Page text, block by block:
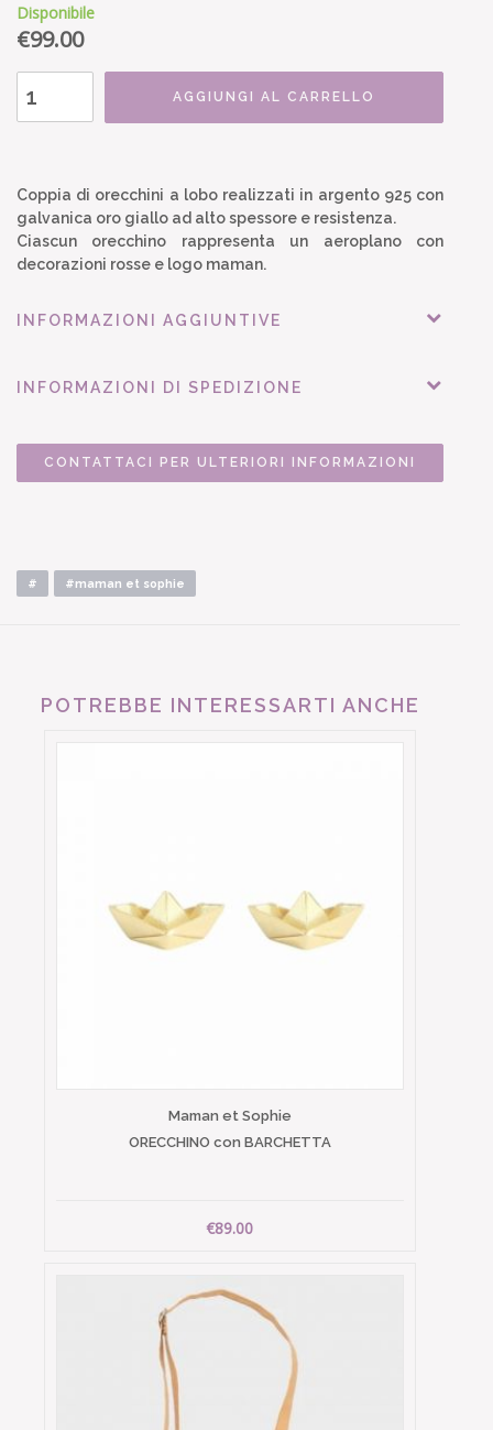
Disponibile
€99.00
AGGIUNGI AL CARRELLO
Coppia di orecchini a lobo realizzati in argento 925 con
galvanica oro giallo ad alto spessore e resistenza.
Ciascun orecchino rappresenta un aeroplano con
decorazioni rosse e logo maman.
INFORMAZIONI AGGIUNTIVE
INFORMAZIONI DI SPEDIZIONE
CONTATTACI PER ULTERIORI INFORMAZIONI
# #maman et sophie
POTREBBE INTERESSARTI ANCHE
Maman et Sophie
ORECCHINO con BARCHETTA
€89.00